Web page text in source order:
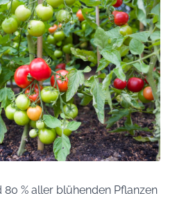
% aller blühenden Pflanzen